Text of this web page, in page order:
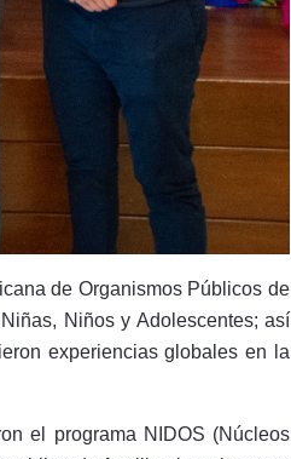
de Organismos Públicos de
Niños y Adolescentes; así
experiencias globales en la
el programa NIDOS (Núcleos